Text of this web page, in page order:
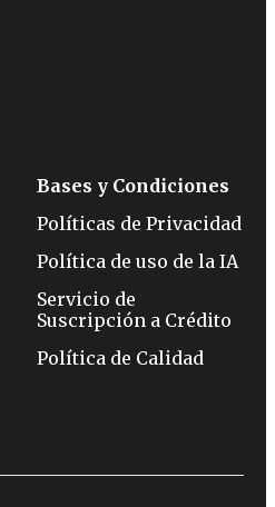
Bases y Condiciones
Políticas de Privacidad
Política de uso de la IA
Servicio de
Suscripción a Crédito
Política de Calidad